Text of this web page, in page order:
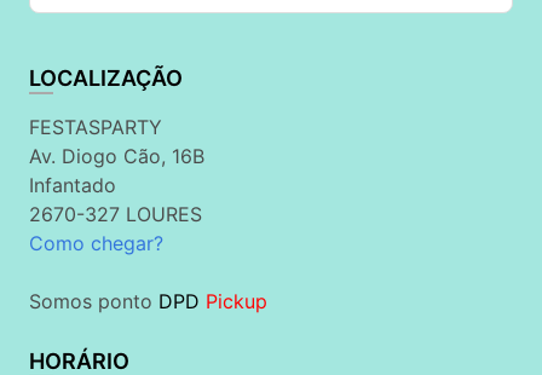
LOCALIZAÇÃO
FESTASPARTY
Av. Diogo Cão, 16B
Infantado
2670-327 LOURES
Como chegar?
Somos ponto DPD Pickup
HORÁRIO